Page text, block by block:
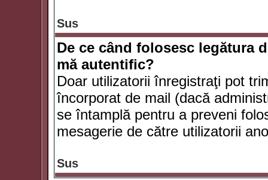
Sus
De ce când folosesc legătura
mă autentific?
Doar utilizatorii înregistraţi pot
încorporat de mail (dacă
se întamplă pentru a preveni
mesagerie de către utilizatorii
Sus